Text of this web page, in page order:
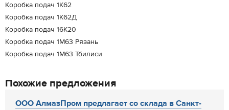
Коробка подач 1К62
Коробка подач 1К62Д
Коробка подач 16К20
Коробка подач 1М63 Рязань
Коробка подач 1М63 Тбилиси
Похожие предложения
ООО АлмазПром предлагает со склада в Санкт-